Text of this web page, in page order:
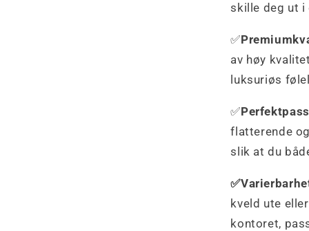
skille deg ut i
✅
av høy
luksuriøs
✅
flatterende
slik at du
kveld ute
kontoret,